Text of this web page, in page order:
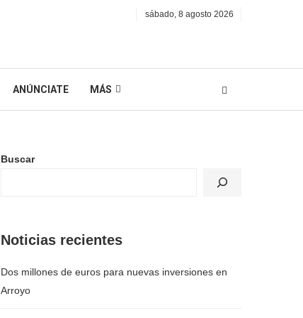
sábado, 8 agosto 2026
ANÚNCIATE MÁS
Buscar
Noticias recientes
Dos millones de euros para nuevas inversiones en
Arroyo